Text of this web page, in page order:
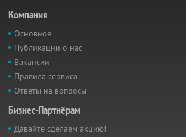
Компания
Основное
Публикации о нас
Вакансии
Правила сервиса
Ответы на вопросы
Бизнес-Партнёрам
Давайте сделаем акцию!